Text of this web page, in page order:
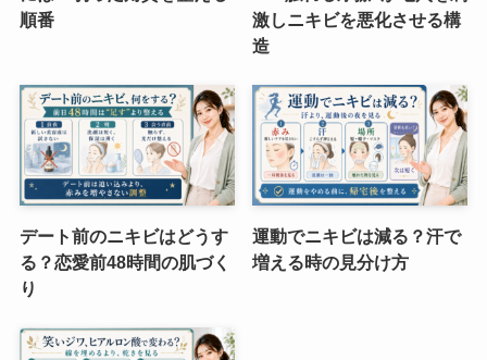
順番
激しニキビを悪化させる構
造
デート前のニキビはどうす
る？恋愛前48時間の肌づく
り
運動でニキビは減る？汗で
増える時の見分け方